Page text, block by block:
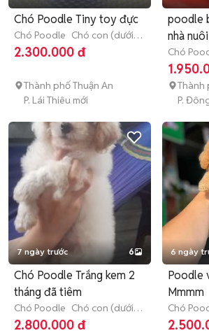
Chó Poodle Tiny toy đực
Chó Poodle Chó con (dưới 3
tháng tuổi)
2.300.000 đ
Thành phố Thuận An
P. Lái Thiêu mới
poodle
nhà
Chó
tháng
Thành
P.
7 ngày trước 6
Chó Poodle Trắng kem 2
tháng đã tiêm
Chó Poodle Chó con (dưới 3
tháng tuổi)
2.800.000 đ
6 ngày
Poodle
Mmmm
Chó
tháng